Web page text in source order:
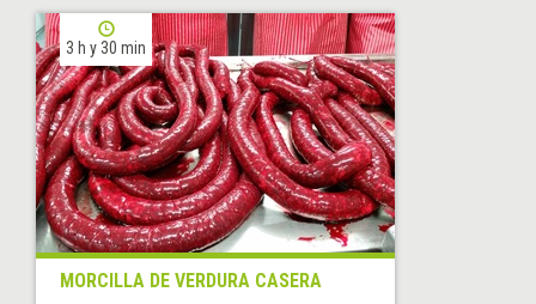
3 h y 30 min
MORCILLA DE VERDURA CASERA